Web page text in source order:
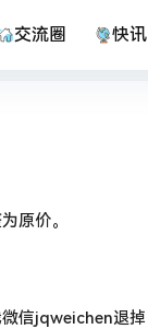
交流圈 快讯
原价。
信jqweichen退掉